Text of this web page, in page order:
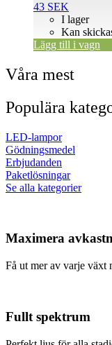
43 SEK
I lager
Kan
Lägg till i vagn
Våra mest
Populära
LED-lampor
Gödningsmedel
Erbjudanden
Paketlösningar
Se alla kategorier
Maximera
Få ut mer av varje växt
Fullt spektrum